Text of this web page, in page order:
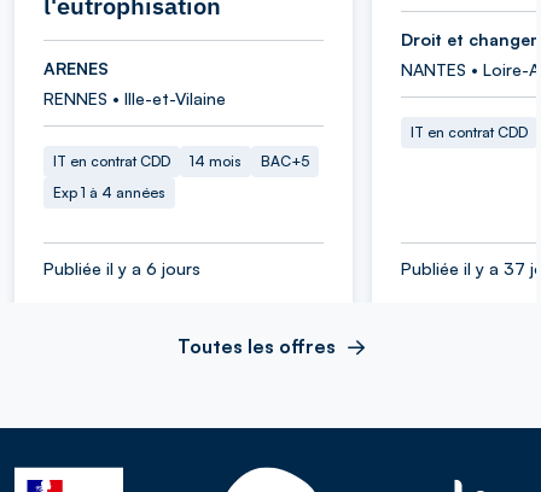
ARENES
RENNES • Ille-et-Vilaine
IT en contrat CDD 14 mois
BAC+5
Exp 1 à 4 années
Publiée il y a 6 jours
Droit et
NANTES • Loire-
IT en contrat CDD
Publiée il y a 37
Toutes les offres